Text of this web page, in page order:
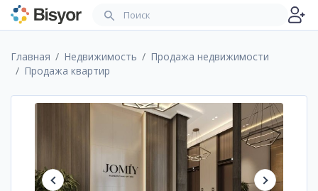
Главная Недвижимость
Продажа недвижимости
Продажа квартир